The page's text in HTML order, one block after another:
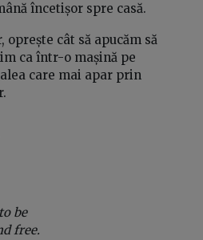
încetișor spre casă.
cât să apucăm să
ca într-o mașină pe
care mai apar prin
be
free.